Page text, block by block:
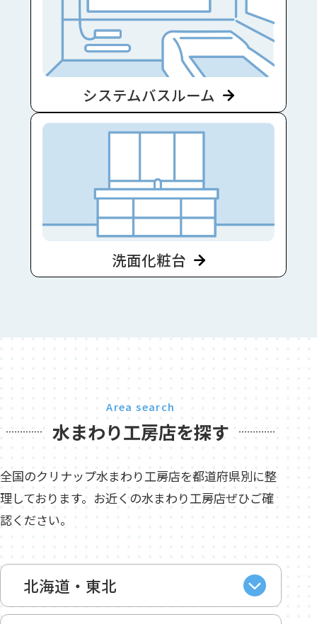
システムバスルーム
洗面化粧台
Area search
水まわり工房店を探す
全国のクリナップ水まわり工房店を都道府県別に整
理しております。お近くの水まわり工房店ぜひご確
認ください。
北海道・東北